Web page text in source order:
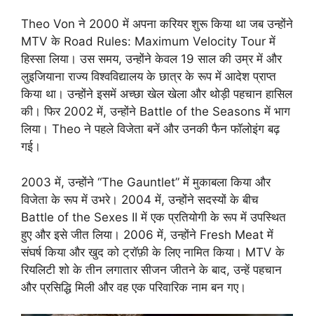
Theo Von ने 2000 में अपना करियर शुरू किया था जब उन्होंने
MTV के Road Rules: Maximum Velocity Tour में
हिस्सा लिया। उस समय, उन्होंने केवल 19 साल की उम्र में और
लुइजियाना राज्य विश्वविद्यालय के छात्र के रूप में आदेश प्राप्त
किया था। उन्होंने इसमें अच्छा खेल खेला और थोड़ी पहचान हासिल
की। फिर 2002 में, उन्होंने Battle of the Seasons में भाग
लिया। Theo ने पहले विजेता बनें और उनकी फैन फॉलोइंग बढ़
गई।
2003 में, उन्होंने “The Gauntlet” में मुकाबला किया और
विजेता के रूप में उभरे। 2004 में, उन्होंने सदस्यों के बीच
Battle of the Sexes II में एक प्रतियोगी के रूप में उपस्थित
हुए और इसे जीत लिया। 2006 में, उन्होंने Fresh Meat में
संघर्ष किया और खुद को ट्रॉफ़ी के लिए नामित किया। MTV के
रियलिटी शो के तीन लगातार सीजन जीतने के बाद, उन्हें पहचान
और प्रसिद्धि मिली और वह एक परिवारिक नाम बन गए।